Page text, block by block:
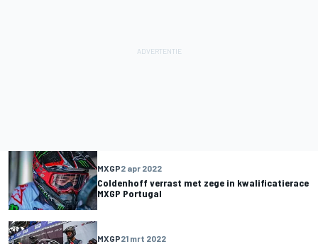
MXGP2 apr 2022
Coldenhoff verrast met zege in kwalificatierace
MXGP Portugal
MXGP21 mrt 2022